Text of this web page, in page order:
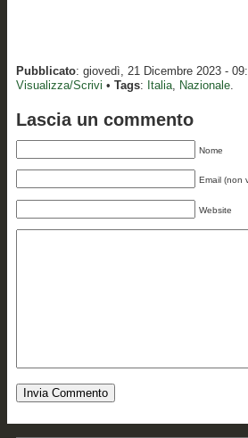
Pubblicato: giovedì, 21 Dicembre 2023 -
Visualizza/Scrivi • Tags: Italia, Nazionale.
Lascia un commento
Nome
Email (non
Website